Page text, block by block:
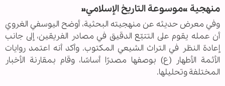
منهجية «موسوعة التاريخ الإسلامي»
وفي معرض حديثه عن منهجيته البحثية، أوضح اليوسفي الغروي
أن عمله يقوم على التتبّع الدقيق في مصادر الفريقين، إلى جانب
إعادة النظر في التراث الشيعي المكتوب. وأكد أنه اعتمد روايات
الأئمة الأطهار (ع) بوصفها مصدرًا أساسًا، وقام بمقارنة الأخبار
المختلفة وتحليلها.